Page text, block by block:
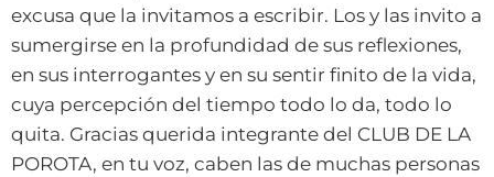
excusa que la invitamos a escribir. Los y las invito a
sumergirse en la profundidad de sus reflexiones,
en sus interrogantes y en su sentir finito de la vida,
cuya percepción del tiempo todo lo da, todo lo
quita. Gracias querida integrante del CLUB DE LA
POROTA, en tu voz, caben las de muchas personas